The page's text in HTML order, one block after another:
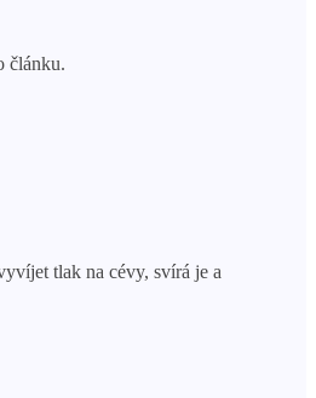
článku.
tlak na cévy, svírá je a